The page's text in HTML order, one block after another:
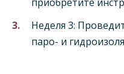
Неделя 3:
паро- и